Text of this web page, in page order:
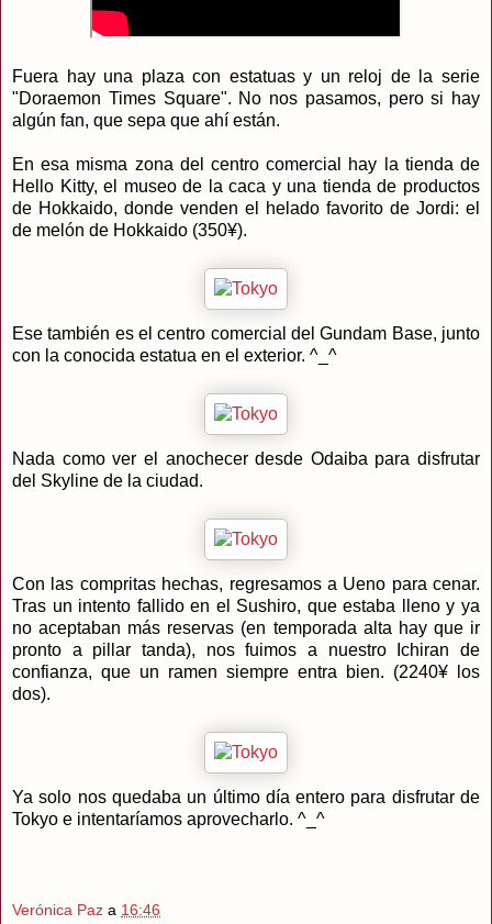
Fuera hay una plaza con estatuas y un reloj de la serie
"Doraemon Times Square". No nos pasamos, pero si hay
algún fan, que sepa que ahí están.
En esa misma zona del centro comercial hay la tienda de
Hello Kitty, el museo de la caca y una tienda de productos
de Hokkaido, donde venden el helado favorito de Jordi: el
de melón de Hokkaido (350¥).
Ese también es el centro comercial del Gundam Base, junto
con la conocida estatua en el exterior. ^_^
Nada como ver el anochecer desde Odaiba para disfrutar
del Skyline de la ciudad.
Con las compritas hechas, regresamos a Ueno para cenar.
Tras un intento fallido en el Sushiro, que estaba lleno y ya
no aceptaban más reservas (en temporada alta hay que ir
pronto a pillar tanda), nos fuimos a nuestro Ichiran de
confianza, que un ramen siempre entra bien. (2240¥ los
dos).
Ya solo nos quedaba un último día entero para disfrutar de
Tokyo e intentaríamos aprovecharlo. ^_^
Verónica Paz a 16:46